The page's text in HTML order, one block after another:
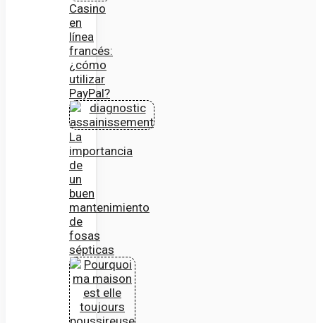
Casino
en
línea
francés:
¿cómo
utilizar
PayPal?
La
importancia
de
un
buen
mantenimiento
de
fosas
sépticas